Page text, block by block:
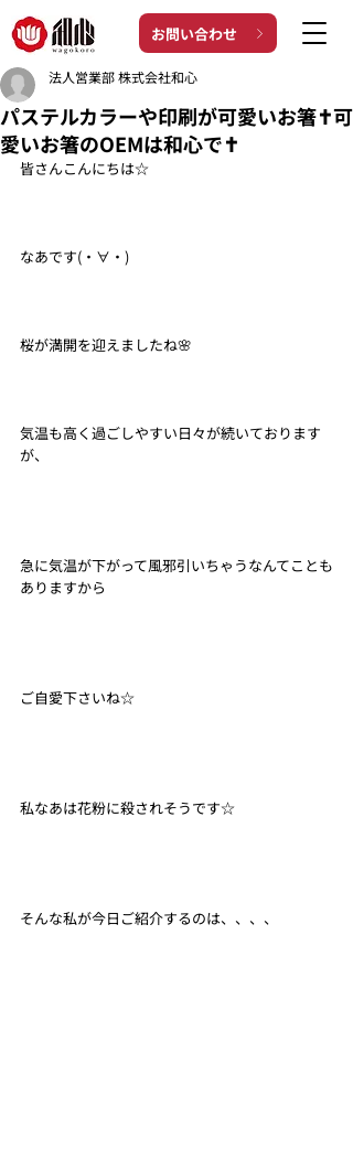
お問い合わせ
パステルカラーや印刷が可愛いお箸✝可
愛いお箸のOEMは和心で✝
法人営業部 株式会社和心
皆さんこんにちは☆
なあです(・∀・)
桜が満開を迎えましたね🌸
気温も高く過ごしやすい日々が続いております
が、
急に気温が下がって風邪引いちゃうなんてことも
ありますから
ご自愛下さいね☆
私なあは花粉に殺されそうです☆
そんな私が今日ご紹介するのは、、、、